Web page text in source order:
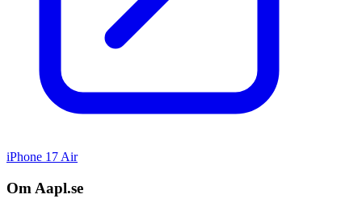
iPhone 17 Air
Om Aapl.se